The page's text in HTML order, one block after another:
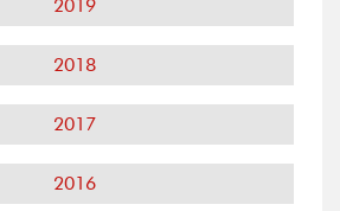
2019
2018
2017
2016